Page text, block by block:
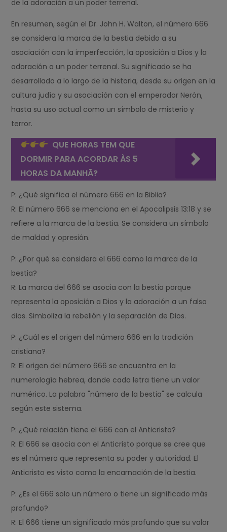
de la adoración a un poder terrenal.
En resumen, según el Dr. John H. Walton, el número 666
se considera la marca de la bestia debido a su
asociación con la imperfección, la oposición a Dios y la
adoración a un poder terrenal. Su significado se ha
desarrollado a lo largo de la historia, desde su origen en la
cultura judía y su asociación con el emperador Nerón,
hasta su uso actual como un símbolo de misterio y
terror.
QUE HORAS TEM QUE
DORMIR PARA ACORDAR ÀS 5
HORAS DA MANHÃ?
P: ¿Qué significa el número 666 en la Biblia?
R: El número 666 se menciona en el Apocalipsis 13:18 y se
refiere a la marca de la bestia. Se considera un símbolo
de maldad y opresión.
P: ¿Por qué se considera el 666 como la marca de la
bestia?
R: La marca del 666 se asocia con la bestia porque
representa la oposición a Dios y la adoración a un falso
dios. Simboliza la rebelión y la separación de Dios.
P: ¿Cuál es el origen del número 666 en la tradición
cristiana?
R: El origen del número 666 se encuentra en la
numerología hebrea, donde cada letra tiene un valor
numérico. La palabra "número de la bestia" se calcula
según este sistema.
P: ¿Qué relación tiene el 666 con el Anticristo?
R: El 666 se asocia con el Anticristo porque se cree que
es el número que representa su poder y autoridad. El
Anticristo es visto como la encarnación de la bestia.
P: ¿Es el 666 solo un número o tiene un significado más
profundo?
R: El 666 tiene un significado más profundo que su valor